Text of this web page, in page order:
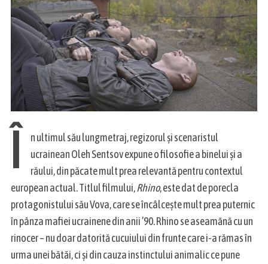
Î
n ultimul său lungmetraj, regizorul și scenaristul
ucrainean Oleh Sentsov expune o filosofie a binelui și a
răului, din păcate mult prea relevantă pentru contextul
european actual. Titlul filmului,Rhino, este dat de porecla
protagonistului său Vova, care se încâlcește mult prea puternic
în pânza mafiei ucrainene din anii ’90. Rhino se aseamănă cu un
rinocer – nu doar datorită cucuiului din frunte care i-a rămas în
urma unei bătăi, ci și din cauza instinctului animalic ce pune